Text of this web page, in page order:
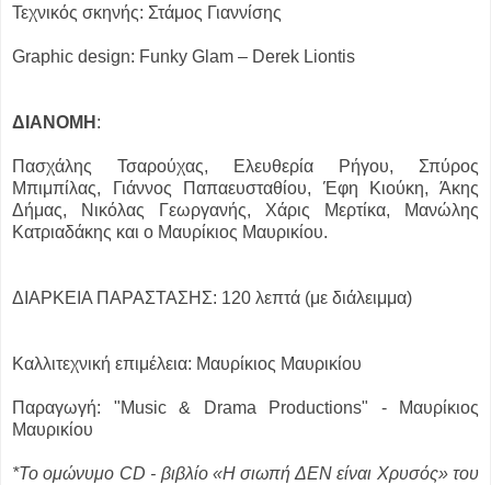
Τεχνικός σκηνής: Στάμος Γιαννίσης
Graphic design: Funky Glam – Derek Liontis
ΔΙΑΝΟΜΗ :
Πασχάλης Τσαρούχας, Ελευθερία Ρήγου, Σπύρος
Μπιμπίλας, Γιάννος Παπαευσταθίου, Έφη Κιούκη, Άκης
Δήμας, Νικόλας Γεωργανής, Χάρις Μερτίκα, Μανώλης
Κατριαδάκης και ο Μαυρίκιος Μαυρικίου.
ΔΙΑΡΚΕΙΑ ΠΑΡΑΣΤΑΣΗΣ: 120 λεπτά (με διάλειμμα)
Καλλιτεχνική επιμέλεια: Μαυρίκιος Μαυρικίου
Παραγωγή: "Music & Drama Productions" - Μαυρίκιος
Μαυρικίου
*Το ομώνυμο CD - βιβλίο «Η σιωπή ΔΕΝ είναι Χρυσός» του